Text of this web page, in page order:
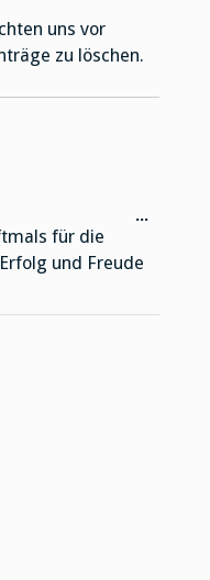
uns vor
zu löschen.
für die
und Freude
...Diese